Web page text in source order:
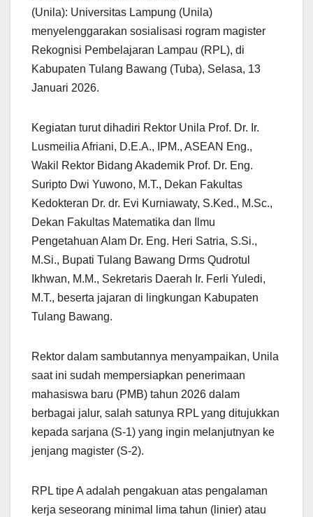
(Unila): Universitas Lampung (Unila)
menyelenggarakan sosialisasi rogram magister
Rekognisi Pembelajaran Lampau (RPL), di
Kabupaten Tulang Bawang (Tuba), Selasa, 13
Januari 2026.
Kegiatan turut dihadiri Rektor Unila Prof. Dr. Ir.
Lusmeilia Afriani, D.E.A., IPM., ASEAN Eng.,
Wakil Rektor Bidang Akademik Prof. Dr. Eng.
Suripto Dwi Yuwono, M.T., Dekan Fakultas
Kedokteran Dr. dr. Evi Kurniawaty, S.Ked., M.Sc.,
Dekan Fakultas Matematika dan Ilmu
Pengetahuan Alam Dr. Eng. Heri Satria, S.Si.,
M.Si., Bupati Tulang Bawang Drms Qudrotul
Ikhwan, M.M., Sekretaris Daerah Ir. Ferli Yuledi,
M.T., beserta jajaran di lingkungan Kabupaten
Tulang Bawang.
Rektor dalam sambutannya menyampaikan, Unila
saat ini sudah mempersiapkan penerimaan
mahasiswa baru (PMB) tahun 2026 dalam
berbagai jalur, salah satunya RPL yang ditujukkan
kepada sarjana (S-1) yang ingin melanjutnyan ke
jenjang magister (S-2).
RPL tipe A adalah pengakuan atas pengalaman
kerja seseorang minimal lima tahun (linier) atau